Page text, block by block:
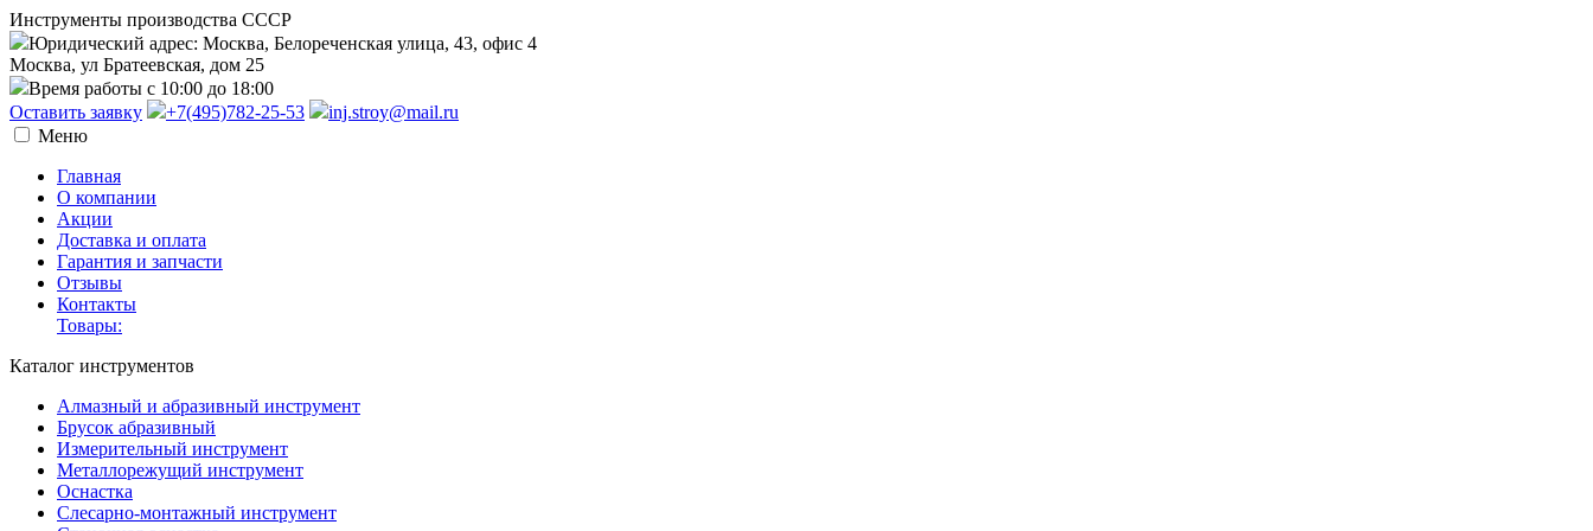
Инструменты производства СССР
Юридический адрес: Москва, Белореченская улица, 43, офис 4
Москва, ул Братеевская, дом 25
Время работы с 10:00 до 18:00
Оставить заявку
+7(495)782-25-53
inj.stroy@mail.ru
Меню
Главная
О компании
Акции
Доставка и оплата
Гарантия и запчасти
Отзывы
Контакты
Товары:
Каталог инструментов
Алмазный и абразивный инструмент
Брусок абразивный
Измерительный инструмент
Металлорежущий инструмент
Оснастка
Слесарно-монтажный инструмент